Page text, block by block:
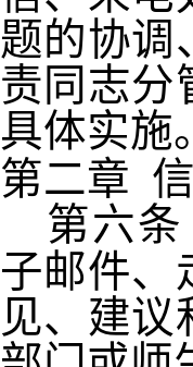
题的协调
责同志分
具体实施
第二章
第六条
子邮件、
见、建